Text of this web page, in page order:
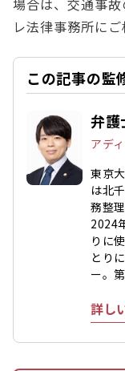
レ法律事務所にご
この記事の監
弁
アデ
東京
は北
務整
2024
りに
とり
ー。
詳し